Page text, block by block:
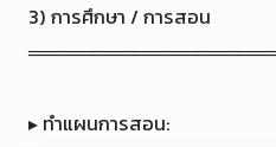
3) การศึกษา / การสอน
▸ ทำแผนการสอน: